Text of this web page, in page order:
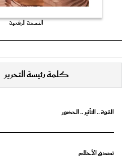
النسخة الرقمية
كلمة رئيسة التحرير
القوة .. التأثير .. الحضور
تصدق الأحلام